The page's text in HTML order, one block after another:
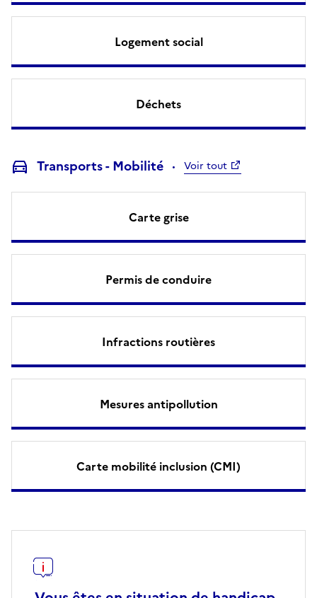
Logement social
Déchets
Transports - Mobilité Voir tout
Carte grise
Permis de conduire
Infractions routières
Mesures antipollution
Carte mobilité inclusion (CMI)